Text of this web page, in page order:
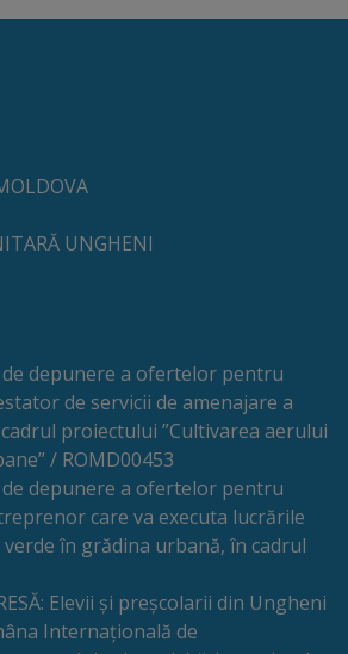
UNGHENI
depunere a ofertelor pentru
de servicii de amenajare a
proiectului ”Cultivarea aerului
/ ROMD00453
depunere a ofertelor pentru
care va executa lucrările
în grădina urbană, în cadrul
Elevii și preșcolarii din Ungheni
Internațională de